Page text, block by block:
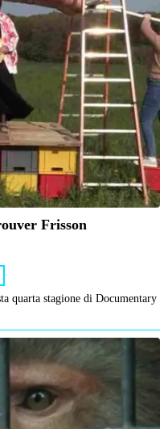
Frisson
quarta stagione di Documentary